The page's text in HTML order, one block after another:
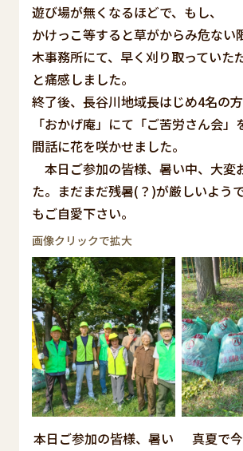
遊び場が無くなるほどで、もし、
かけっこ等すると草がからみ危ない
木事務所にて、早く刈り取っていた
と痛感しました。
終了後、長谷川地域長はじめ4名の
「おかげ庵」にて「ご苦労さん会
間話に花を咲かせました。
本日ご参加の皆様、暑い中、大変
た。まだまだ残暑(？)が厳しいよう
もご自愛下さい。
画像クリックで拡大
本日ご参加の皆様、暑い
真夏で